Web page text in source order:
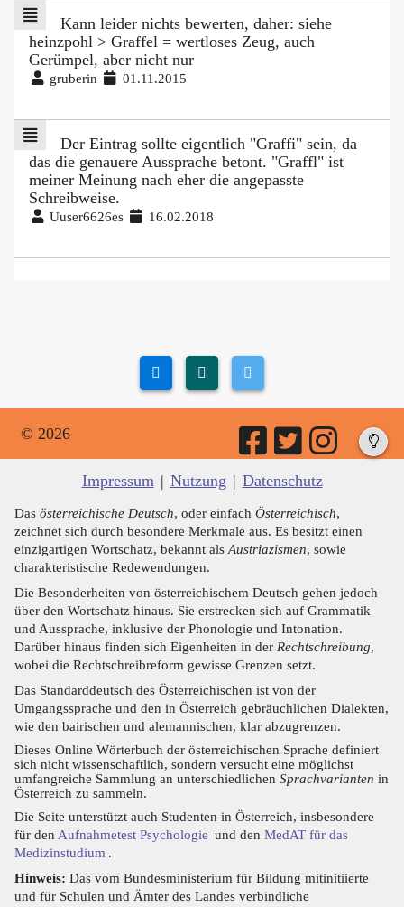
Kann leider nichts bewerten, daher: siehe
heinzpohl > Graffel = wertloses Zeug, auch
Gerümpel, aber nicht nur
gruberin 01.11.2015
Der Eintrag sollte eigentlich "Graffi" sein, da
das die genauere Aussprache betont. "Graffl" ist
meiner Meinung nach eher die angepasste
Schreibweise.
Uuser6626es 16.02.2018
© 2026
Impressum | Nutzung | Datenschutz
Das österreichische Deutsch, oder einfach Österreichisch,
zeichnet sich durch besondere Merkmale aus. Es besitzt einen
einzigartigen Wortschatz, bekannt als Austriazismen, sowie
charakteristische Redewendungen.
Die Besonderheiten von österreichischem Deutsch gehen jedoch
über den Wortschatz hinaus. Sie erstrecken sich auf Grammatik
und Aussprache, inklusive der Phonologie und Intonation.
Darüber hinaus finden sich Eigenheiten in der Rechtschreibung,
wobei die Rechtschreibreform gewisse Grenzen setzt.
Das Standarddeutsch des Österreichischen ist von der
Umgangssprache und den in Österreich gebräuchlichen Dialekten,
wie den bairischen und alemannischen, klar abzugrenzen.
Dieses Online Wörterbuch der österreichischen Sprache definiert
sich nicht wissenschaftlich, sondern versucht eine möglichst
umfangreiche Sammlung an unterschiedlichen Sprachvarianten in
Österreich zu sammeln.
Die Seite unterstützt auch Studenten in Österreich, insbesondere
für den Aufnahmetest Psychologie und den MedAT für das
Medizinstudium .
Hinweis: Das vom Bundesministerium für Bildung mitinitiierte
und für Schulen und Ämter des Landes verbindliche